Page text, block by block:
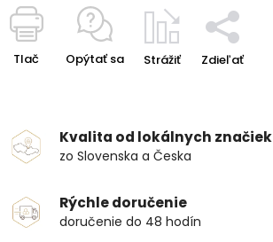
Tlač Opýtať sa Strážiť Zdieľať
Kvalita od lokálnych značiek
zo Slovenska a Česka
Rýchle doručenie
doručenie do 48 hodín